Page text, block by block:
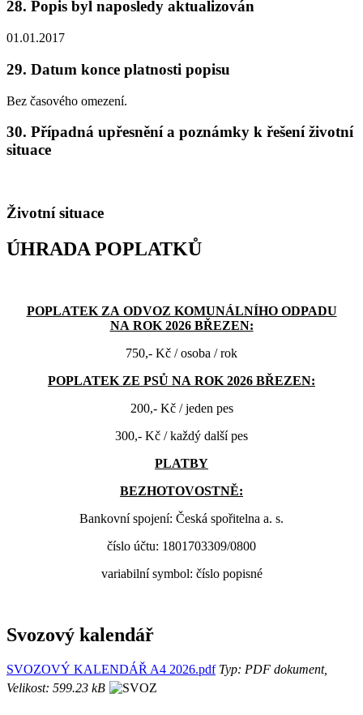
28. Popis byl naposledy aktualizován
01.01.2017
29. Datum konce platnosti popisu
Bez časového omezení.
30. Případná upřesnění a poznámky k řešení životní
situace
Životní situace
ÚHRADA POPLATKŮ
POPLATEK ZA ODVOZ KOMUNÁLNÍHO ODPADU
NA ROK 2026 BŘEZEN:
750,- Kč / osoba / rok
POPLATEK ZE PSŮ NA ROK 2026 BŘEZEN:
200,- Kč / jeden pes
300,- Kč / každý další pes
PLATBY
BEZHOTOVOSTNĚ:
Bankovní spojení: Česká spořitelna a. s.
číslo účtu: 1801703309/0800
variabilní symbol: číslo popisné
Svozový kalendář
SVOZOVÝ KALENDÁŘ A4 2026.pdfTyp: PDF dokument,
Velikost: 599.23 kB